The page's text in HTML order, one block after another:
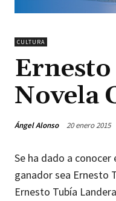
CULTURA
Novela
Ángel Alonso 20 enero 2015
Se ha dado a
ganador sea Ernesto
Ernesto Tubía